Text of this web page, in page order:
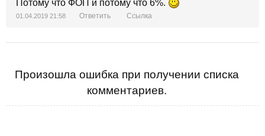
Потому что ФОП и потому что 6%.
01.04.2019 21:58 Ответить Ссылка
Произошла ошибка при получении списка
комментариев.